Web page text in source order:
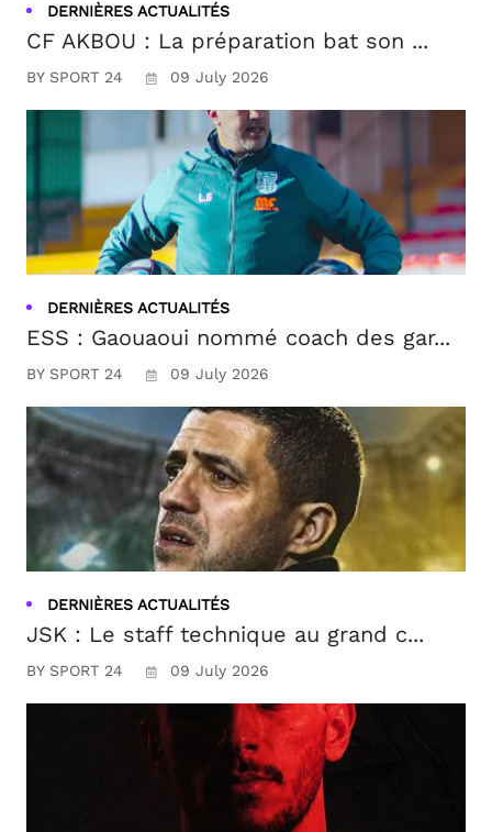
DERNIÈRES ACTUALITÉS
CF AKBOU : La préparation bat son ...
BY SPORT 24 09 July 2026
DERNIÈRES ACTUALITÉS
ESS : Gaouaoui nommé coach des gar...
BY SPORT 24 09 July 2026
DERNIÈRES ACTUALITÉS
JSK : Le staff technique au grand c...
BY SPORT 24 09 July 2026